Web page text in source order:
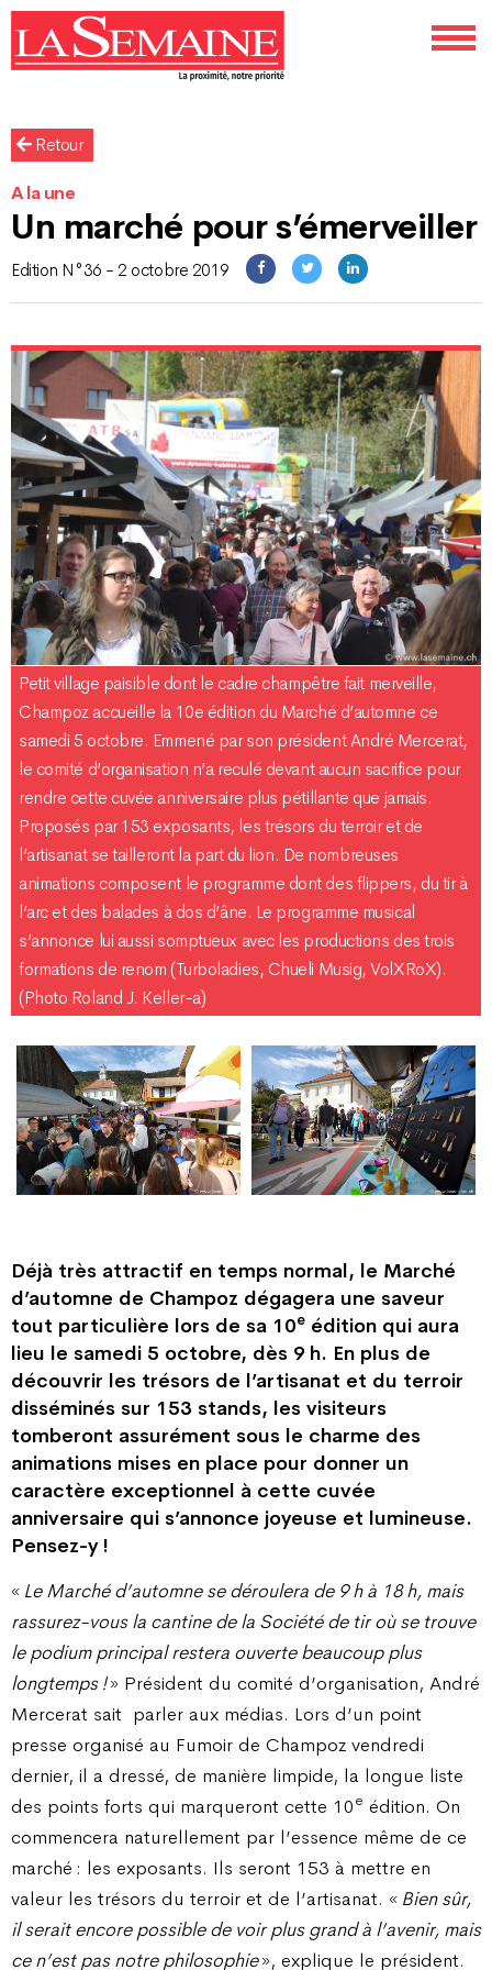
Retour
A la une
Un marché pour s’émerveiller
Edition N°36 - 2 octobre 2019
Petit village paisible dont le cadre champêtre fait merveille,
Champoz accueille la 10e édition du Marché d’automne ce
samedi 5 octobre. Emmené par son président André Mercerat,
le comité d’organisation n’a reculé devant aucun sacrifice pour
rendre cette cuvée anniversaire plus pétillante que jamais.
Proposés par 153 exposants, les trésors du terroir et de
l’artisanat se tailleront la part du lion. De nombreuses
animations composent le programme dont des flippers, du tir à
l’arc et des balades à dos d’âne. Le programme musical
s’annonce lui aussi somptueux avec les productions des trois
formations de renom (Turboladies, Chueli Musig, VolXRoX).
(Photo Roland J. Keller-a)
Déjà très attractif en temps normal, le Marché
d’automne de Champoz dégagera une saveur
tout particulière lors de sa 10e édition qui aura
lieu le samedi 5 octobre, dès 9 h. En plus de
découvrir les trésors de l’artisanat et du terroir
disséminés sur 153 stands, les visiteurs
tomberont assurément sous le charme des
animations mises en place pour donner un
caractère exceptionnel à cette cuvée
anniversaire qui s’annonce joyeuse et lumineuse.
Pensez-y !
« Le Marché d’automne se déroulera de 9 h à 18 h, mais
rassurez-vous la cantine de la Société de tir où se trouve
le podium principal restera ouverte beaucoup plus
longtemps !» Président du comité d’organisation, André
Mercerat sait parler aux médias. Lors d’un point
presse organisé au Fumoir de Champoz vendredi
dernier, il a dressé, de manière limpide, la longue liste
des points forts qui marqueront cette 10e édition. On
commencera naturellement par l’essence même de ce
marché : les exposants. Ils seront 153 à mettre en
valeur les trésors du terroir et de l’artisanat. « Bien sûr,
il serait encore possible de voir plus grand à l’avenir, mais
ce n’est pas notre philosophie», explique le président.